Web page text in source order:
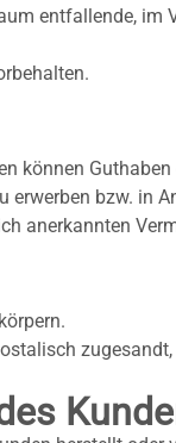
entfallende, im
können
bzw. in
anerkannten